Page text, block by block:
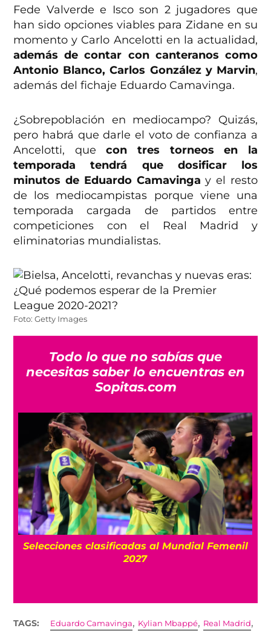
Fede Valverde e Isco son 2 jugadores que
han sido opciones viables para Zidane en su
momento y Carlo Ancelotti en la actualidad,
además de contar con canteranos como
Antonio Blanco, Carlos González y Marvin,
además del fichaje Eduardo Camavinga.
¿Sobrepoblación en mediocampo? Quizás,
pero habrá que darle el voto de confianza a
Ancelotti, que con tres torneos en la
temporada tendrá que dosificar los
minutos de Eduardo Camavinga y el resto
de los mediocampistas porque viene una
temporada cargada de partidos entre
competiciones con el Real Madrid y
eliminatorias mundialistas.
Foto: Getty Images
Todo lo que no sabías que
necesitas saber lo encuentras en
Sopitas.com
Selecciones clasificadas al Mundial Femenil
2027
TAGS: Eduardo Camavinga, Kylian Mbappé, Real Madrid,